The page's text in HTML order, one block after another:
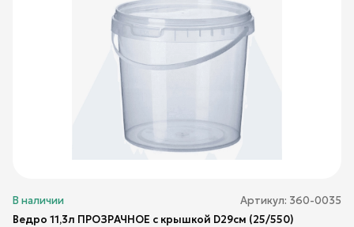
В наличии Артикул: 360-0035
Ведро 11,3л ПРОЗРАЧНОЕ с крышкой D29см (25/550)